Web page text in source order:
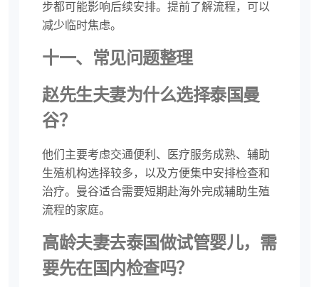
步都可能影响后续安排。提前了解流程，可以
减少临时焦虑。
十一、常见问题整理
赵先生夫妻为什么选择泰国曼
谷？
他们主要考虑交通便利、医疗服务成熟、辅助
生殖机构选择较多，以及方便集中安排检查和
治疗。曼谷适合需要短期赴海外完成辅助生殖
流程的家庭。
高龄夫妻去泰国做试管婴儿，需
要先在国内检查吗？